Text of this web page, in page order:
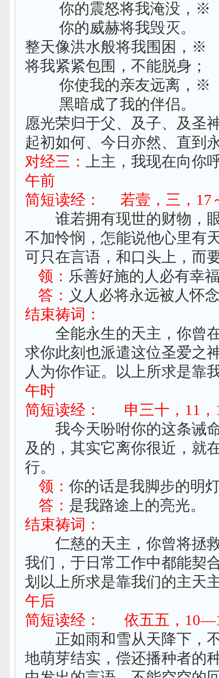
你的震怒将我淹没，※
你的威赫将我毁灭。
整天像洪水般将我围困，※
将我紧紧包围，不能脱身；
你使我的亲友远离，※
黑暗成了我的伴侣。
愿光荣归于父、及子、及圣
起初如何、今日亦然、直到
对经三： 上主，我现在向你
午前
简短读经：
若壹，三， 17
谁若拥有现世的财物，眼
不加怜悯，怎能说他心里有
可只在言语，和口头上，而
领： 乐善好施的人必有幸
答： 义人必将永远被人怀
结束祷词：
全能永生的天主，你曾在
求你此刻也派遣这位圣爱之
人为你作证。 以上所求是靠
午时
简短读经：
申三十， 11 ，
我今天吩咐你的这条诫命
及的，其实它离你很近，就
行。
领： 你的话是我脚步的明
答： 是我路途上的亮光。
结束祷词：
仁慈的天主，你曾将拯救
我们，于日常工作中都能契
划 以上所求是靠我们的主天
午后
简短读经：
依五五， 10—
正如雨和雪从天降下，不
地萌芽结实，偿还播种者的